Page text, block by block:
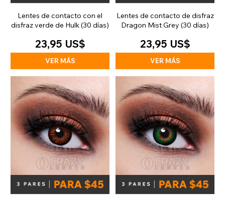
Lentes de contacto con el
disfraz verde de Hulk (30 días)
23,95 US$
VER MÁS
Lentes de contacto de disfraz
Dragon Mist Grey (30 días)
23,95 US$
VER MÁS